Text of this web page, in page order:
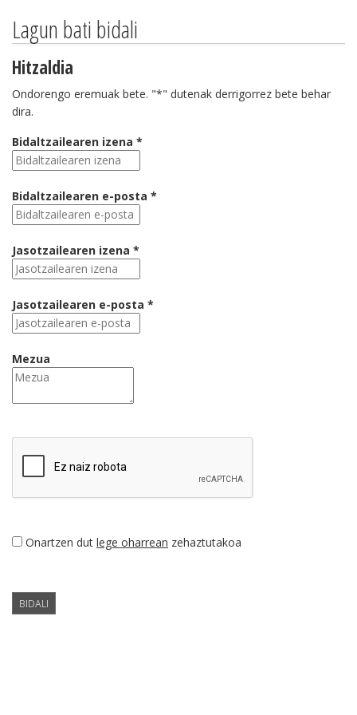
Lagun bati bidali
Hitzaldia
Ondorengo eremuak bete. "*" dutenak derrigorrez bete behar
dira.
Bidaltzailearen izena *
Bidaltzailearen e-posta *
Jasotzailearen izena *
Jasotzailearen e-posta *
Mezua
Onartzen dut lege oharrean zehaztutakoa
BIDALI